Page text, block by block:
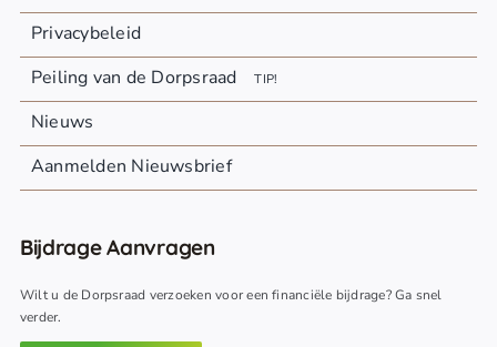
Privacybeleid
Peiling van de Dorpsraad
TIP!
Nieuws
Aanmelden Nieuwsbrief
Bijdrage Aanvragen
Wilt u de Dorpsraad verzoeken voor een financiële bijdrage? Ga snel
verder.